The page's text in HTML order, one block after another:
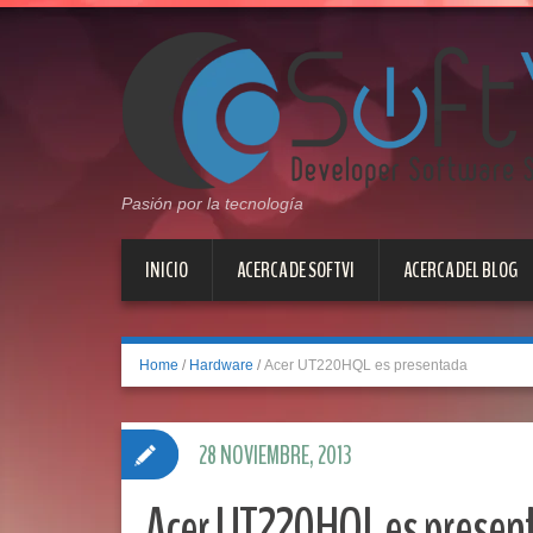
Pasión por la tecnología
INICIO ACERCA DE SOFTVI ACERCA DEL BLOG
Home / Hardware / Acer UT220HQL es presentada
28 NOVIEMBRE, 2013